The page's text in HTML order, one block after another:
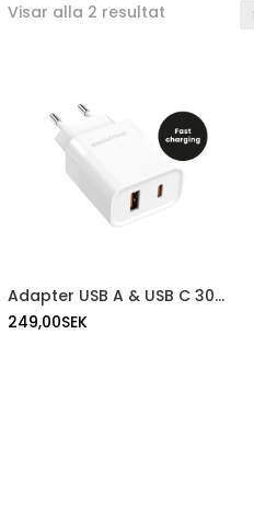
Visar alla 2 resultat
Adapter USB A & USB C 30W
249,00SEK